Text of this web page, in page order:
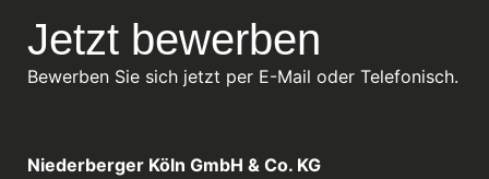
Jetzt bewerben
Bewerben Sie sich jetzt per E-Mail oder Telefonisch.
Niederberger Köln GmbH & Co. KG